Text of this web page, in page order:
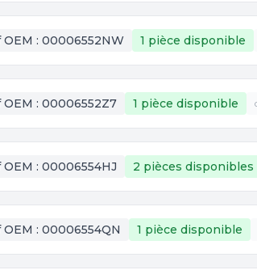
OEM : 00006552NW 1 pièce disponible
OEM : 00006552Z7 1 pièce disponible
OEM : 00006554HJ 2 pièces disponibles
OEM : 00006554QN 1 pièce disponible